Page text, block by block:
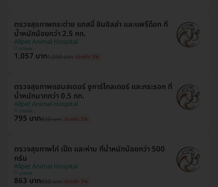
ตรวจสุขภาพกระต่าย แกสบี้ ชินชิลล่า และแพรี่ด็อก ที่
น้ำหนักน้อยกว่า 2.5 กก.
Allpet Animal Hospital
บางแค
1,057 บาท1,090 บาท ประหยัด 3%
ตรวจสุขภาพแฮมสเตอร์ ชูการ์ไกลเดอร์ และกระรอก ที่
น้ำหนักมากกว่า 0.5 กก.
Allpet Animal Hospital
บางแค
795 บาท820 บาท ประหยัด 3%
ตรวจสุขภาพไก่ เป็ด และห่าน ที่น้ำหนักน้อยกว่า 500
กรัม
Allpet Animal Hospital
บางแค
863 บาท890 บาท ประหยัด 3%